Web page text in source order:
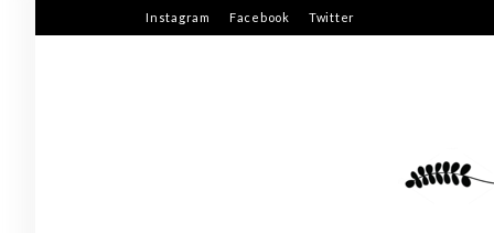
to
Instagram Facebook Twitter